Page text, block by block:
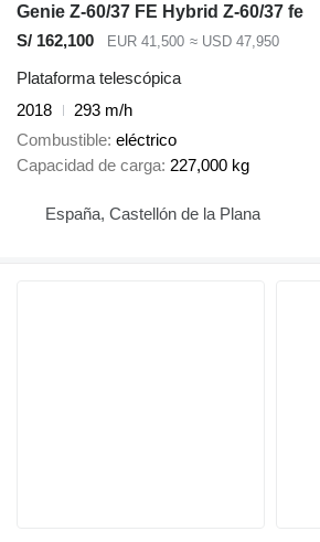
Genie Z-60/37 FE Hybrid Z-60/37 fe
S/ 162,100
EUR 41,500 ≈ USD 47,950
Plataforma telescópica
2018
293 m/h
Combustible eléctrico
Capacidad de carga 227,000 kg
España, Castellón de la Plana